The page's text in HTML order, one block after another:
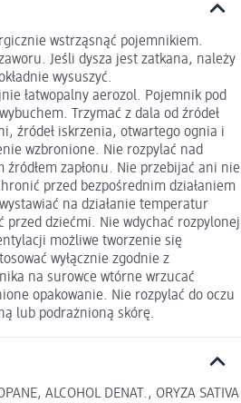
wstrząsnąć pojemnikiem.
Jeśli dysza jest zatkana, należy
wysuszyć.
łatwopalny aerozol. Pojemnik pod
Trzymać z dala od źródeł
źródeł iskrzenia, otwartego ognia i
wzbronione. Nie rozpylać nad
zapłonu. Nie przebijać ani nie
przed bezpośrednim działaniem
na działanie temperatur
przed dziećmi. Nie wdychać rozpylonej
możliwe tworzenie się
wyłącznie zgodnie z
na surowce wtórne wrzucać
opakowanie. Nie rozpylać do oczu
lub podrażnioną skórę.
ALCOHOL DENAT., ORYZA SATIVA